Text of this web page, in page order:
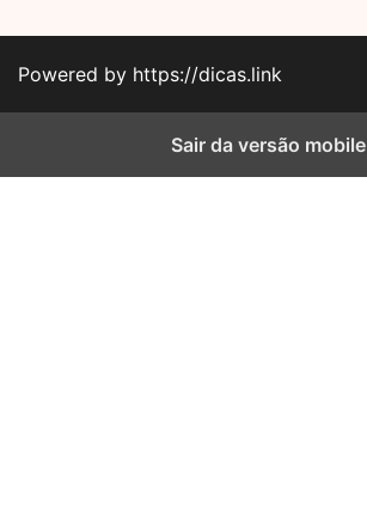
Powered by https://dicas.link
Sair da versão mobile